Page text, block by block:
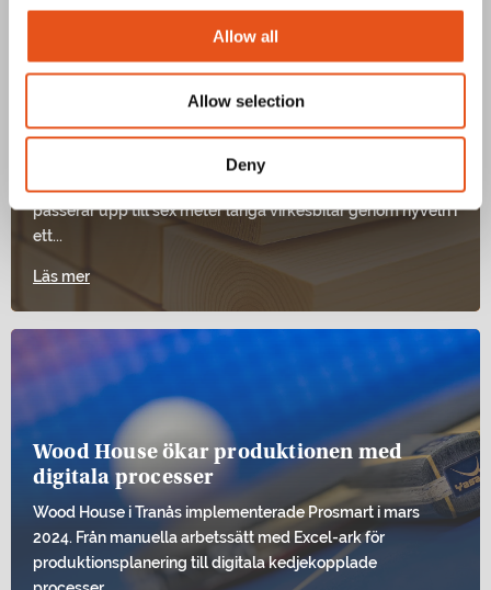
Allow all
Allow selection
Deny
Kårarp Timber förenklar sin vardag med
passerar upp till sex meter långa virkesbitar genom hyveln i
ett...
Läs mer
Wood House ökar produktionen med
digitala processer
Wood House i Tranås implementerade Prosmart i mars
2024. Från manuella arbetssätt med Excel-ark för
produktionsplanering till digitala kedjekopplade